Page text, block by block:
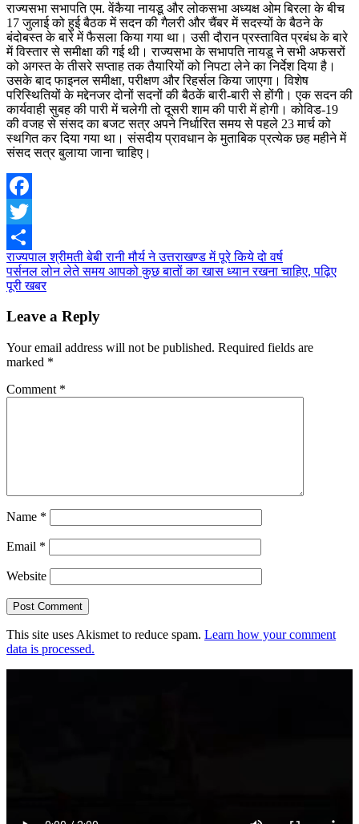
राज्यसभा सभापति एम. वेंकैया नायडू और लोकसभा अध्यक्ष ओम बिरला के बीच
17 जुलाई को हुई बैठक में सदन की गैलरी और चैंबर में सदस्यों के बैठने के
बंदोबस्त के बारे में फैसला किया गया था। उसी दौरान प्रस्तावित प्रबंध के बारे
में विस्तार से समीक्षा की गई थी। राज्यसभा के सभापति नायडू ने सभी अफसरों
को अगस्त के तीसरे सप्ताह तक तैयारियों को निपटा लेने का निर्देश दिया है।
उसके बाद फाइनल समीक्षा, परीक्षण और रिहर्सल किया जाएगा। विशेष
परिस्थितियों के मद्देनजर दोनों सदनों की बैठकें बारी-बारी से होंगी। एक सदन की
कार्यवाही सुबह की पारी में चलेगी तो दूसरी शाम की पारी में होगी। कोविड-19
की वजह से संसद का बजट सत्र अपने निर्धारित समय से पहले 23 मार्च को
स्थगित कर दिया गया था। संसदीय प्रावधान के मुताबिक प्रत्येक छह महीने में
संसद सत्र बुलाया जाना चाहिए।
Facebook
Twitter
Share
Post
navigation
राज्यपाल श्रीमती बेबी रानी मौर्य ने उत्तराखण्ड में पूरे किये दो वर्ष
पर्सनल लोन लेते समय आपको कुछ बातों का खास ध्यान रखना चाहिए, पढ़िए
पूरी खबर
Leave a Reply
Your email address will not be published. Required fields are
marked *
Comment *
Name *
Email *
Website
This site uses Akismet to reduce spam. Learn how your comment
data is processed.